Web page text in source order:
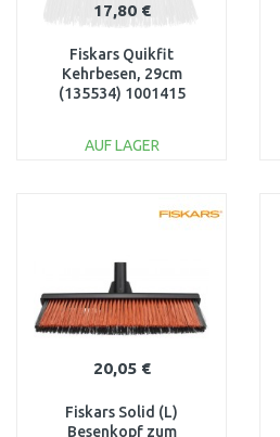
17,80 €
Fiskars Quikfit
Kehrbesen, 29cm
(135534) 1001415
AUF LAGER
20,05 €
Fiskars Solid (L)
Besenkopf zum